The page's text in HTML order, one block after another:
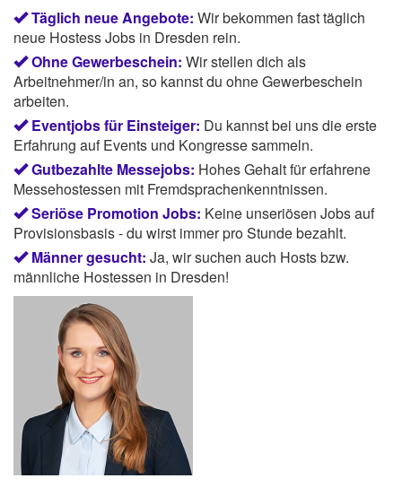
Täglich neue Angebote: Wir bekommen fast täglich
neue Hostess Jobs in Dresden rein.
Ohne Gewerbeschein: Wir stellen dich als
Arbeitnehmer/in an, so kannst du ohne Gewerbeschein
arbeiten.
Eventjobs für Einsteiger: Du kannst bei uns die erste
Erfahrung auf Events und Kongresse sammeln.
Gutbezahlte Messejobs: Hohes Gehalt für erfahrene
Messehostessen mit Fremdsprachenkenntnissen.
Seriöse Promotion Jobs: Keine unseriösen Jobs auf
Provisionsbasis - du wirst immer pro Stunde bezahlt.
Männer gesucht: Ja, wir suchen auch Hosts bzw.
männliche Hostessen in Dresden!